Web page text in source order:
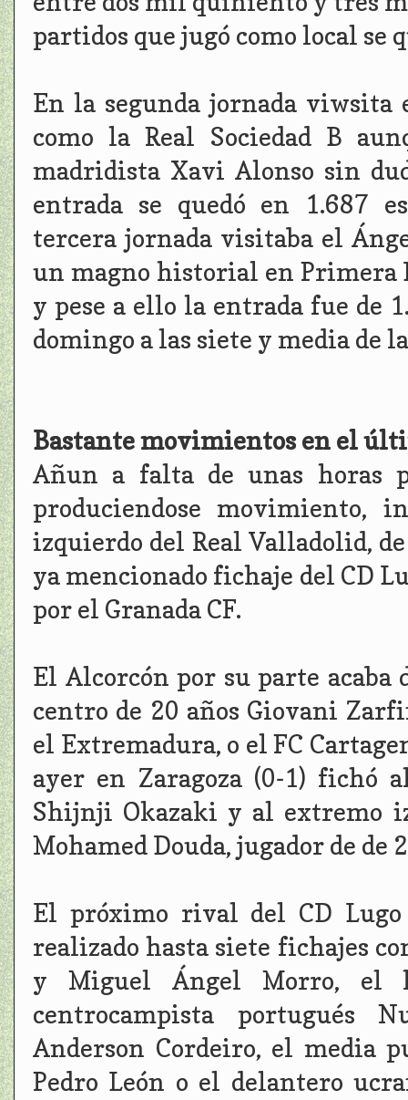
partidos que jugó como local se
En la segunda jornada viwsita
como la Real Sociedad B
madridista Xavi Alonso sin
entrada se quedó en 1.687
tercera jornada visitaba el
un magno historial en Primera
y pese a ello la entrada fue de
domingo a las siete y media de
Bastante movimientos en el
Añun a falta de unas horas
produciendose movimiento,
izquierdo del Real Valladolid,
ya mencionado fichaje del CD
por el Granada CF.
El Alcorcón por su parte acaba
centro de 20 años Giovani
el Extremadura, o el FC
ayer en Zaragoza (0-1) fichó
Shijnji Okazaki y al extremo
Mohamed Douda, jugador de de
El próximo rival del CD Lugo
realizado hasta siete fichajes
y Miguel Ángel Morro, el
centrocampista portugués
Anderson Cordeiro, el media
Pedro León o el delantero